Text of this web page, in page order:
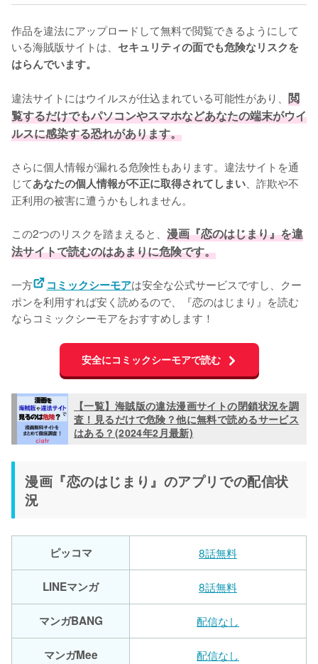
作品を違法にアップロードして無料で閲覧できるようにして
いる海賊版サイトは、 セキュリティの面でも危険なリスクを
はらんでいます。
違法サイトにはウイルスが仕込まれている可能性があり、 閲
覧するだけでもパソコンやスマホなどあなたの端末がウイ
ルスに感染する恐れがあります。
さらに個人情報が漏れる危険性もあります。違法サイトを通
じてあなたの個人情報が不正に取得されてしまい、詐欺や不
正利用の被害に遭うかもしれません。
この2つのリスクを踏まえると、 漫画『恋のはじまり』を違
法サイトで読むのはあまりに危険です。
一方 コミックシーモアは安全な公式サービスですし、クー
ポンを利用すれば安く読めるので、『恋のはじまり』を読む
ならコミックシーモアをおすすめします！
安全にコミックシーモアで読む
【一覧】海賊版の違法漫画サイトの閉鎖状況を調
査！見るだけで危険？他に無料で読めるサービス
はある？(2024年2月最新)
漫画『恋のはじまり』のアプリでの配信状
況
ピッコマ 8話無料
LINEマンガ 8話無料
マンガBANG 配信なし
マンガMee 配信なし